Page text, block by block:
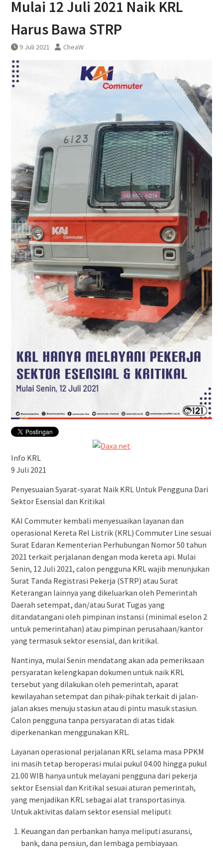
Yogyakarta
Mulai 12 Juli 2021 Naik KRL
Harus Bawa STRP
9 Juli 2021 CheaW
Info KRL
9 Juli 2021
Penyesuaian Syarat-syarat Naik KRL Untuk Pengguna Dari
Sektor Esensial dan Kritikal
KAI Commuter kembali menyesuaikan layanan dan
operasional Kereta Rel Listrik (KRL) Commuter Line sesuai
Surat Edaran Kementerian Perhubungan Nomor 50 tahun
2021 terkait perjalanan dengan moda kereta api. Mulai
Senin, 12 Juli 2021, calon pengguna KRL wajib menunjukan
Surat Tanda Registrasi Pekerja (STRP) atau Surat
Keterangan lainnya yang dikeluarkan oleh Pemerintah
Daerah setempat, dan/atau Surat Tugas yang
ditandatangani oleh pimpinan instansi (minimal eselon 2
untuk pemerintahan) atau pimpinan perusahaan/kantor
yang termasuk sektor esensial, dan kritikal.
Nantinya, mulai Senin mendatang akan ada pemeriksaan
persyaratan kelengkapan dokumen untuk naik KRL
tersebut yang dilakukan oleh pemerintah, aparat
kewilayahan setempat dan pihak-pihak terkait di jalan-
jalan akses menuju stasiun atau di pintu masuk stasiun.
Calon pengguna tanpa persyaratan di atas tidak
diperkenankan menggunakan KRL.
Layanan operasional perjalanan KRL selama masa PPKM
ini masih tetap beroperasi mulai pukul 04.00 hingga pukul
21.00 WIB hanya untuk melayani pengguna dari pekerja
sektor Esensial dan Kritikal sesuai aturan pemerintah,
yang menjadikan KRL sebagai alat transportasinya.
Untuk aktivitas dalam sektor esensial meliputi:
Keuangan dan perbankan hanya meliputi asuransi,
bank, dana pensiun, dan lembaga pembiayaan.